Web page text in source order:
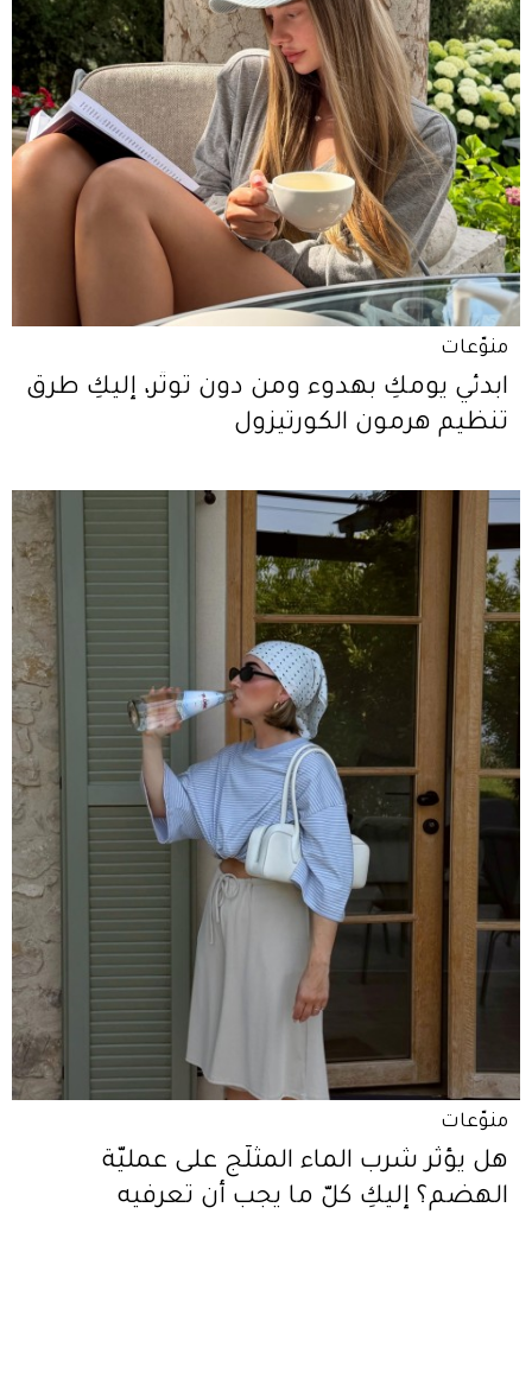
منوّعات
ابدئي يومكِ بهدوء ومن دون توتّر، إليكِ طرق
تنظيم هرمون الكورتيزول
منوّعات
هل يؤثّر شرب الماء المثلّج على عمليّة
الهضم؟ إليكِ كلّ ما يجب أن تعرفيه